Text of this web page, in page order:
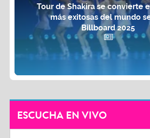
Tour de Shakira se convierte
más exitosas del mundo
Billboard 2025
ESCUCHA EN VIVO